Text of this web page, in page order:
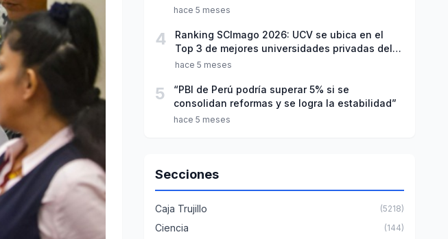
de inicio del año escolar 2026
hace 5 meses
4
Ranking SCImago 2026: UCV se ubica en el
Top 3 de mejores universidades privadas del
Perú
hace 5 meses
5
“PBI de Perú podría superar 5% si se
consolidan reformas y se logra la estabilidad”
hace 5 meses
Secciones
Caja Trujillo (5218)
Ciencia (144)